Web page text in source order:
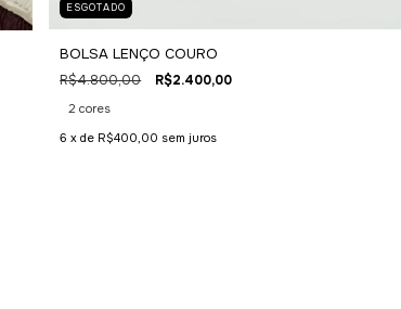
ESGOTADO
BOLSA LENÇO COURO
R$4.800,00 R$2.400,00
2 cores
6 x de R$400,00 sem juros